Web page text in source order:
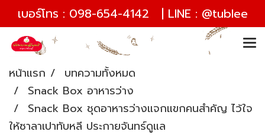
เบอร์โทร : 098-654-4142 | LINE : @tublee
หน้าแรก
บทความทั้งหมด
Snack Box อาหารว่าง
Snack Box ชุดอาหารว่างแจกแขกคนสำคัญ ไว้ใจ
ให้ซาลาเปาทับหลี ประกายจันทร์ดูแล